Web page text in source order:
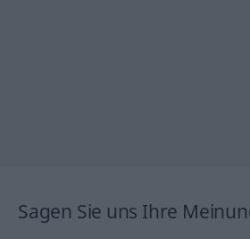
Sagen Sie uns Ihre